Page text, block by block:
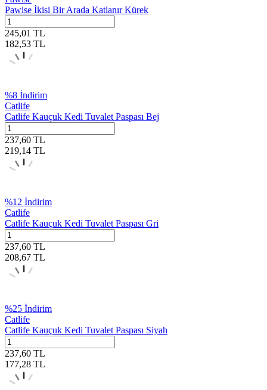
Pawise İkisi Bir Arada Katlanır Kürek
245,01 TL
182,53 TL
%8 İndirim
Catlife
Catlife Kauçuk Kedi Tuvalet Paspası Bej
237,60 TL
219,14 TL
%12 İndirim
Catlife
Catlife Kauçuk Kedi Tuvalet Paspası Gri
237,60 TL
208,67 TL
%25 İndirim
Catlife
Catlife Kauçuk Kedi Tuvalet Paspası Siyah
237,60 TL
177,28 TL